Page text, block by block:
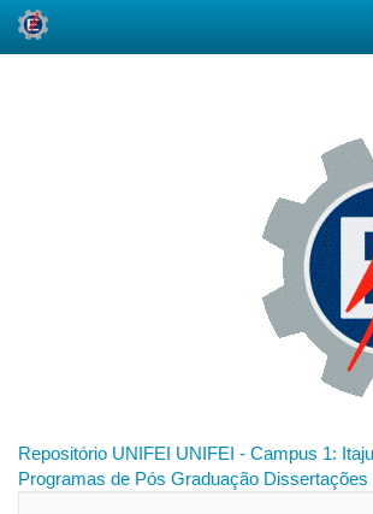
Repositório UNIFEI UNIFEI - Campus 1:
Programas de Pós Graduação Dissertações